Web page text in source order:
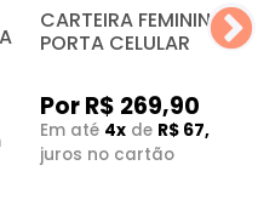
CARTEIRA FEMININA
PORTA CELULAR
Por R$ 269,90
Em até 4x de R$ 67,48
juros no cartão